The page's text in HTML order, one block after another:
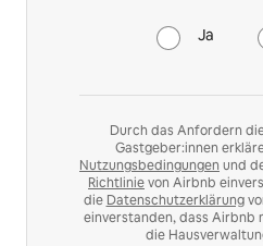
Ja
Durch das Anfordern
Gastgeber:innen
Nutzungsbedingungen und
Richtlinievon Airbnb
die Datenschutzerklärung
einverstanden, dass Airbnb
die